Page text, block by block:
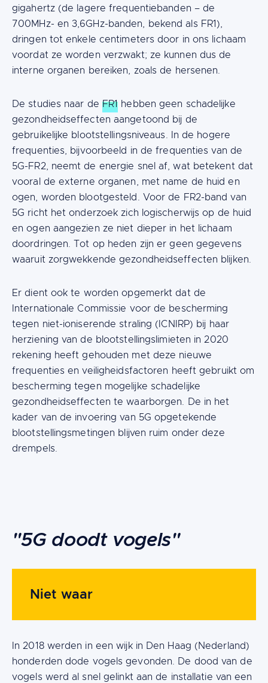
gigahertz (de lagere frequentiebanden – de
700MHz- en 3,6GHz-banden, bekend als FR1),
dringen tot enkele centimeters door in ons lichaam
voordat ze worden verzwakt; ze kunnen dus de
interne organen bereiken, zoals de hersenen.
De studies naar de FR1 hebben geen schadelijke
gezondheidseffecten aangetoond bij de
gebruikelijke blootstellingsniveaus. In de hogere
frequenties, bijvoorbeeld in de frequenties van de
5G-FR2, neemt de energie snel af, wat betekent dat
vooral de externe organen, met name de huid en
ogen, worden blootgesteld. Voor de FR2-band van
5G richt het onderzoek zich logischerwijs op de huid
en ogen aangezien ze niet dieper in het lichaam
doordringen. Tot op heden zijn er geen gegevens
waaruit zorgwekkende gezondheidseffecten blijken.
Er dient ook te worden opgemerkt dat de
Internationale Commissie voor de bescherming
tegen niet-ioniserende straling (ICNIRP) bij haar
herziening van de blootstellingslimieten in 2020
rekening heeft gehouden met deze nieuwe
frequenties en veiligheidsfactoren heeft gebruikt om
bescherming tegen mogelijke schadelijke
gezondheidseffecten te waarborgen. De in het
kader van de invoering van 5G opgetekende
blootstellingsmetingen blijven ruim onder deze
drempels.
"5G doodt vogels"
Niet waar
In 2018 werden in een wijk in Den Haag (Nederland)
honderden dode vogels gevonden. De dood van de
vogels werd al snel gelinkt aan de installatie van een